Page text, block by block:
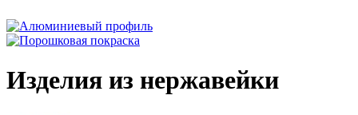
Изделия из нержавейки